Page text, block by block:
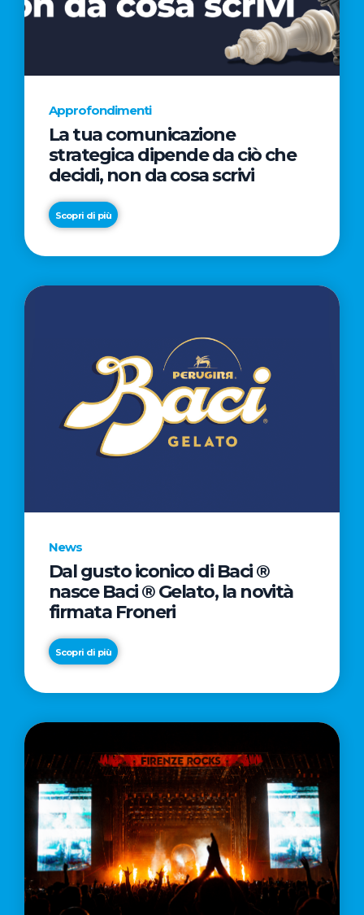
AL
CINEMA
NELLA
CAMPAGNA
REGISTA
PREMIO
OSCAR®
Approfondimenti
La tua comunicazione
strategica dipende da ciò che
decidi, non da cosa scrivi
Scopri di più
News
Dal gusto iconico di Baci ®
nasce Baci ® Gelato, la novità
firmata Froneri
Scopri di più